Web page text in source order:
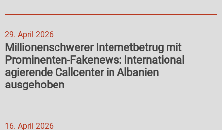
29. April 2026
Millionenschwerer Internetbetrug mit
Prominenten-Fakenews: International
agierende Callcenter in Albanien
ausgehoben
16. April 2026